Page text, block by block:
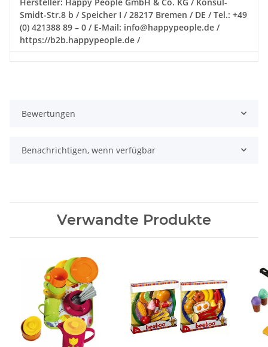
Smidt-Str.8 b / Speicher I / 28217 Bremen / DE / Tel.: +49
(0) 421388 89 – 0 / E-Mail: info@happypeople.de /
https://b2b.happypeople.de /
Bewertungen
Benachrichtigen, wenn verfügbar
Verwandte Produkte